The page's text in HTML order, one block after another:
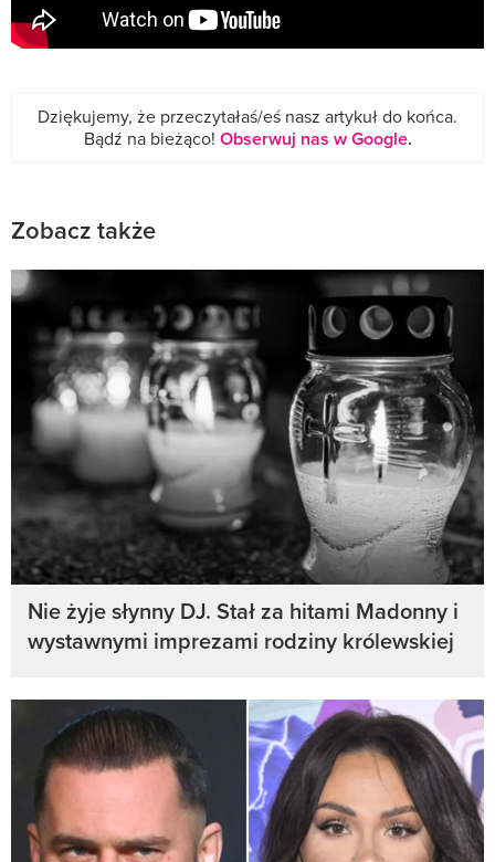
Dziękujemy, że przeczytałaś/eś nasz artykuł do końca.
Bądź na bieżąco! Obserwuj nas w Google.
Zobacz także
Nie żyje słynny DJ. Stał za hitami Madonny i
wystawnymi imprezami rodziny królewskiej